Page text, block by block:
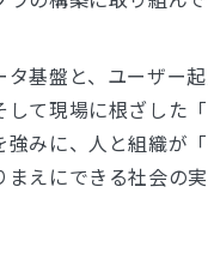
タ基盤と、ユーザー
て現場に根ざした「
強みに、人と組織が
えにできる社会の